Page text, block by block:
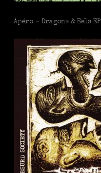
Apéro - Dragons & Eels EP